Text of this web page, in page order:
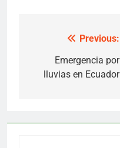
navigation
Previous:
Emergencia por
lluvias en Ecuador